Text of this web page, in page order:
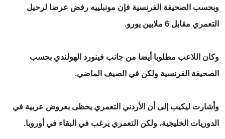
وبحسب الصحيفة الفرنسية فإن مونبلييه رفض عرضا لرحيل
التعمري مقابل 6 ملايين يورو.
وكان اللاعب مطلوبا أيضا من جانب فينورد الهولندي بحسب
الصحيفة الفرنسية ولكن في الصيف الماضي.
وأشارت ليكيب إلى أن الأردني التعمري يحظى بعروض عربية في
الدوريات الخليجية، ولكن التعمري يرغب في البقاء في أوروبا.